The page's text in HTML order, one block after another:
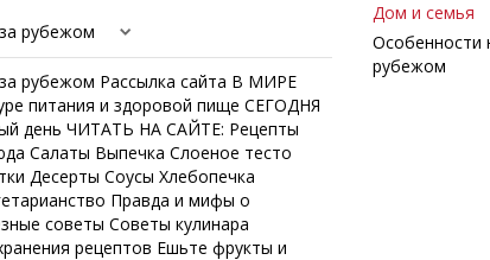
рубежом
рубежом Рассылка сайта В МИРЕ
питания и здоровой пище СЕГОДНЯ
день ЧИТАТЬ НА САЙТЕ: Рецепты
Салаты Выпечка Слоеное тесто
Десерты Соусы Хлебопечка
Правда и мифы о
советы Советы кулинара
рецептов Ешьте фрукты и
Дом и семья
Особенности
рубежом